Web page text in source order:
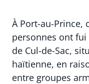
À Port-au-Prince,
personnes ont
de Cul-de-Sac,
haïtienne, en
entre groupes